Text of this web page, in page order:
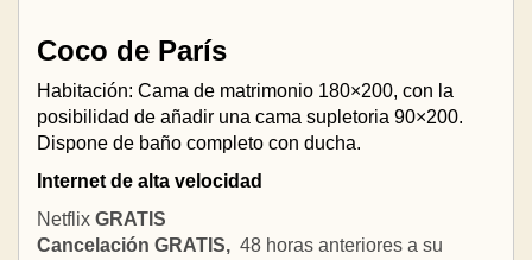
Coco de París
Habitación: Cama de matrimonio 180×200, con la
posibilidad de añadir una cama supletoria 90×200.
Dispone de baño completo con ducha.
Internet de alta velocidad
Netflix GRATIS
Cancelación GRATIS, 48 horas anteriores a su